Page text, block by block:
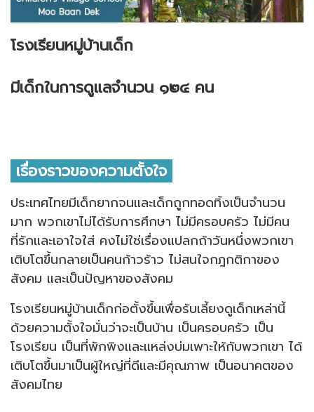
โรงเรียนหมู่บ้านเด็ก
มีเด็กในการดูแลจำนวน ๑๒๔ คน
เรื่องราวของความตั้งใจ
ประเทศไทยมีเด็กยากจนและเด็กถูกทอดทิ้งเป็นจำนวน
มาก พวกเขาไม่ได้รับการศึกษา ไม่มีครอบครัว ไม่มีคน
ที่รักและเอาใจใส่ คงไม่ใช่เรื่องแปลกถ้าวันหนึ่งพวกเขา
เติบโตขึ้นกลายเป็นคนก้าวร้าว ไม่สนใจกฎกติกาของ
สังคม และเป็นปัญหาของสังคม
โรงเรียนหมู่บ้านเด็กก่อตั้งขึ้นเพื่อรับเลี้ยงดูเด็กเหล่านี้
ด้วยความตั้งใจมั่นว่าจะเป็นบ้าน เป็นครอบครัว เป็น
โรงเรียน เป็นที่พักพิงและแหล่งบ่มเพาะให้กับพวกเขา ได้
เติบโตขึ้นมาเป็นผู้ใหญ่ที่ดีและมีคุณภาพ เป็นอนาคตของ
สังคมไทย